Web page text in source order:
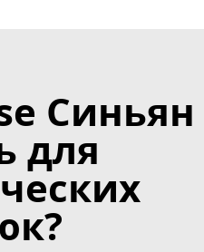
Синьян
для